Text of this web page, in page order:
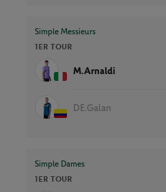
Simple Messieurs
1ER TOUR
M.Arnaldi
DE.Galan
Simple Dames
1ER TOUR